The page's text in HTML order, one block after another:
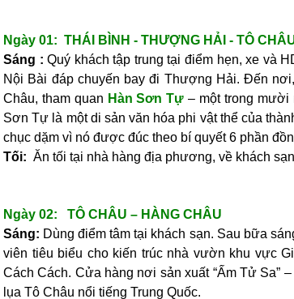
Ngày 01: THÁI BÌNH - THƯỢNG HẢI - TÔ
Sáng :Quý khách tập trung tại điểm hẹn, xe và
Nội Bài đáp chuyến bay đi Thượng Hải. Đến
Châu, tham quan Hàn Sơn Tự – một trong mười
Sơn Tự là một di sản văn hóa phi vật thể của
chục dặm vì nó được đúc theo bí quyết 6 phần
Tối: Ăn tối tại nhà hàng địa phương, về khách
Ngày 02: TÔ CHÂU – HÀNG CHÂU
Sáng: Dùng điểm tâm tại khách sạn. Sau bữa
viên tiêu biểu cho kiến trúc nhà vườn khu vực
Cách Cách. Cửa hàng nơi sản xuất “Ấm Tử Sa”
lụa Tô Châu nổi tiếng Trung Quốc.